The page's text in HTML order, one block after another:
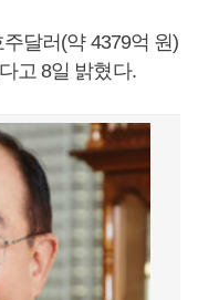
달러(약 4379억 원)
고 8일 밝혔다.